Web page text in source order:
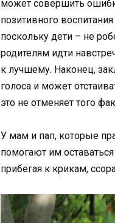
может совершить
позитивного
поскольку дети – не
родителям идти
к лучшему. Наконец,
голоса и может
это не отменяет того
У мам и пап, которые
помогают им
прибегая к крикам,